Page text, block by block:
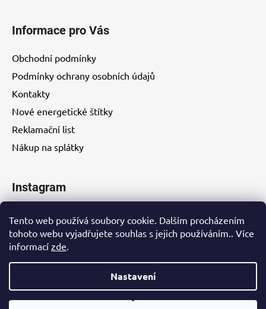
Tento web používá soubory cookie. Dalším procházením
tohoto webu vyjadřujete souhlas s jejich používáním.. Více
informací zde.
Nastavení
Informace pro Vás
Obchodní podmínky
Podmínky ochrany osobních údajů
Kontakty
Nové energetické štítky
Reklamační list
Nákup na splátky
Instagram
Vytvořil Shoptet